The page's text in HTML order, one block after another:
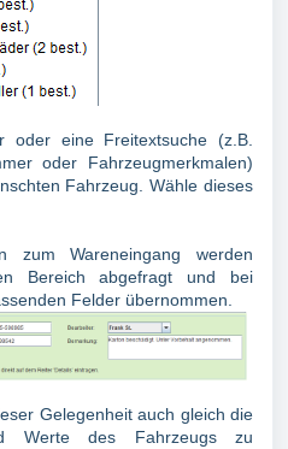
oder eine Freitextsuche (z.B.
oder Fahrzeugmerkmalen)
Fahrzeug. Wähle dieses
zum Wareneingang werden
Bereich abgefragt und bei
Felder übernommen.
Gelegenheit auch gleich die
Werte des Fahrzeugs zu